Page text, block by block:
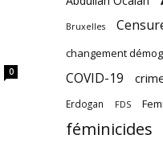
0
Bruxelles
changement
COVID-19
Erdogan FDS
féminicides